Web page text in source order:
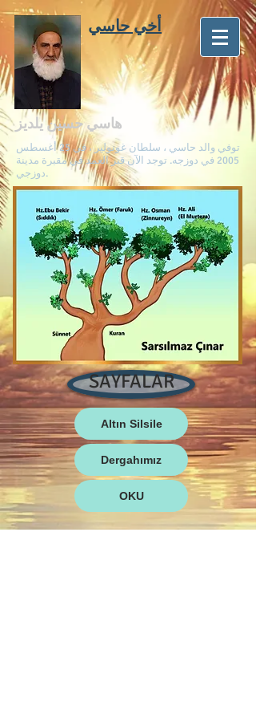
أخي حاسي
توفي والد حاسي ، سلطان غونولير ، في 25 أغسطس
2005 في دوزجه. توجد الآن قبر العمد في مقبرة مدينة
دوزجي.
SAYFALAR
Altın Silsile
Dergahımız
OKU